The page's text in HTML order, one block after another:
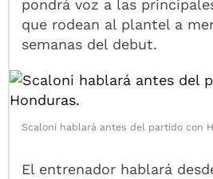
pondrá voz a las
que rodean al plantel a
semanas del debut.
Scaloni hablará antes del partido con
El entrenador hablará